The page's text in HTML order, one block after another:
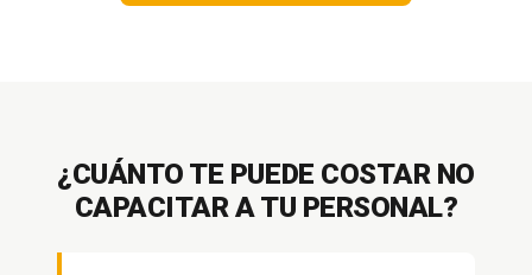
¿CUÁNTO TE PUEDE COSTAR NO
CAPACITAR A TU PERSONAL?